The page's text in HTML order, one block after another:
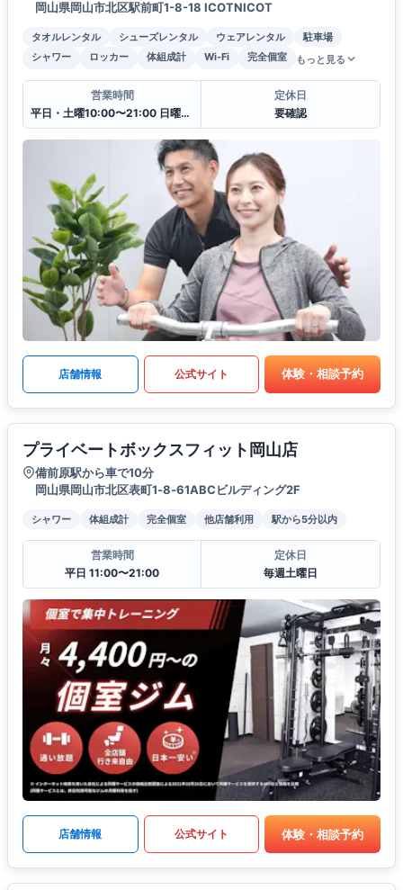
岡山県岡山市北区駅前町1-8-18 ICOTNICOT
タオルレンタル シューズレンタル ウェアレンタル
駐車場
シャワー
ロッカー 体組成計 Wi-Fi 完全個室 もっと見る
営業時間
平日・土曜10:00〜21:00 日曜10:00〜18:00
定休日
要確認
店舗情報 公式サイト 体験・相談予約
プライベートボックスフィット岡山店
備前原駅から車で10分
岡山県岡山市北区表町1‐8‐61ABCビルディング2F
シャワー 体組成計 完全個室 他店舗利用 駅から5分以内
営業時間
平日 11:00〜21:00
定休日
毎週土曜日
店舗情報 公式サイト 体験・相談予約